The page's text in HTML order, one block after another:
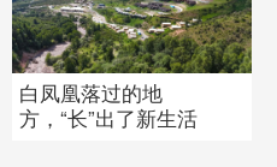
能实训基地正
云南入境
数为避暑